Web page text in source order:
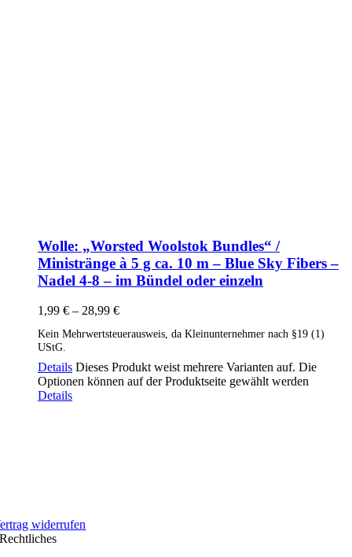
Wolle: „Worsted Woolstok Bundles“ /
Ministränge à 5 g ca. 10 m – Blue Sky Fibers –
Nadel 4-8 – im Bündel oder einzeln
1,99 € – 28,99 €
Kein Mehrwertsteuerausweis, da Kleinunternehmer nach §19 (1)
UStG.
Details Dieses Produkt weist mehrere Varianten auf. Die
Optionen können auf der Produktseite gewählt werden
Details
widerrufen
Rechtliches